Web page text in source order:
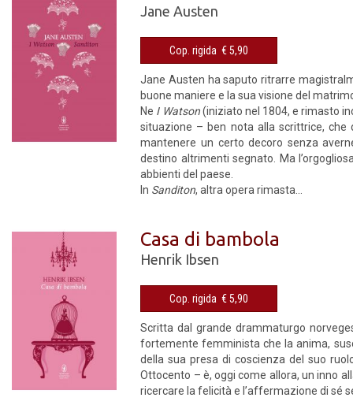
Jane Austen
Cop. rigida € 5,90
Jane Austen ha saputo ritrarre
buone maniere e la sua visione del
Ne I Watson(iniziato nel 1804, e rimasto
situazione – ben nota alla scrittrice,
mantenere un certo decoro senza
destino altrimenti segnato. Ma
abbienti del paese.
In Sanditon, altra opera rimasta...
Casa di bambola
Henrik Ibsen
Cop. rigida € 5,90
Scritta dal grande drammaturgo
fortemente femminista che la anima,
della sua presa di coscienza del suo
Ottocento – è, oggi come allora, un inno
ricercare la felicità e l’affermazione di sé